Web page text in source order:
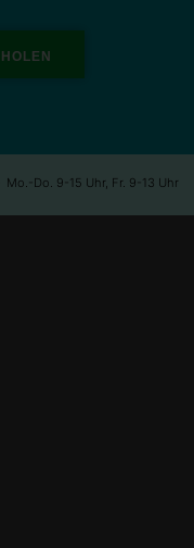
Mo.-Do. 9-15 Uhr, Fr. 9-13 Uhr